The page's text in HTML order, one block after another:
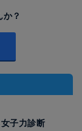
？
子力診断